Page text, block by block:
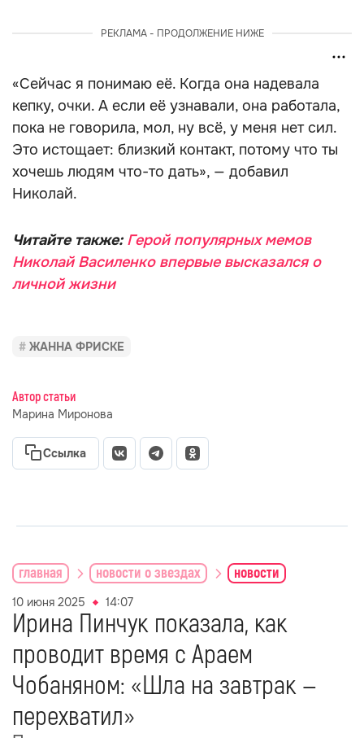
РЕКЛАМА - ПРОДОЛЖЕНИЕ НИЖЕ
«Сейчас я понимаю её. Когда она надевала
кепку, очки. А если её узнавали, она работала,
пока не говорила, мол, ну всё, у меня нет сил.
Это истощает: близкий контакт, потому что ты
хочешь людям что-то дать», — добавил
Николай.
Читайте также: Герой популярных мемов
Николай Василенко впервые высказался о
личной жизни
ЖАННА ФРИСКЕ
Автор статьи
Марина Миронова
Ссылка
главная новости о звездах новости
10 июня 2025 14:07
Ирина Пинчук показала, как
проводит время с Араем
Чобаняном: «Шла на завтрак —
перехватил»